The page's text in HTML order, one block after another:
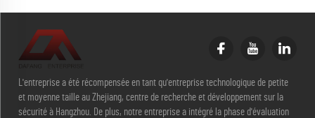
L'entreprise a été récompensée en tant qu'entreprise technologique de petite
et moyenne taille au Zhejiang, centre de recherche et développement sur la
sécurité à Hangzhou. De plus, notre entreprise a intégré la phase d'évaluation